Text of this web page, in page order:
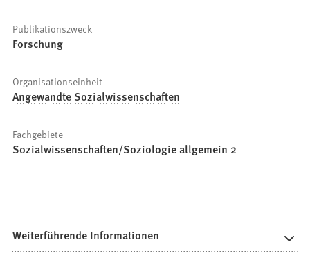
Publikationszweck
Forschung
Organisationseinheit
Angewandte Sozialwissenschaften
Fachgebiete
Sozialwissenschaften/Soziologie allgemein 2
Weiterführende Informationen